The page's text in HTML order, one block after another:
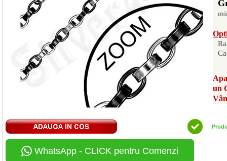
un
WhatsApp - CLICK pentru Comenzi